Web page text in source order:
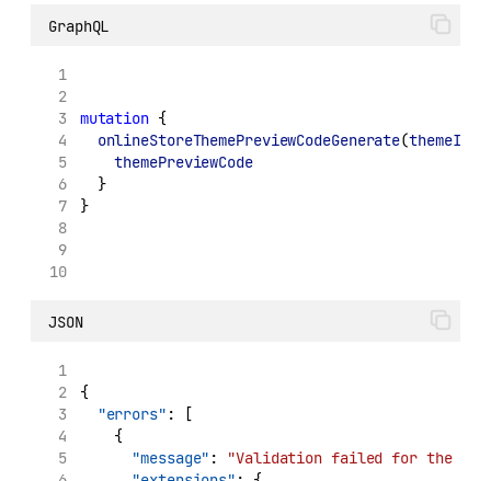
GraphQL
mutation {
onlineStoreThemePreviewCodeGenerate(themeId
themePreviewCode
  }
}
JSON
{
"errors" : [
    {
"message" :
"Validation failed for the field